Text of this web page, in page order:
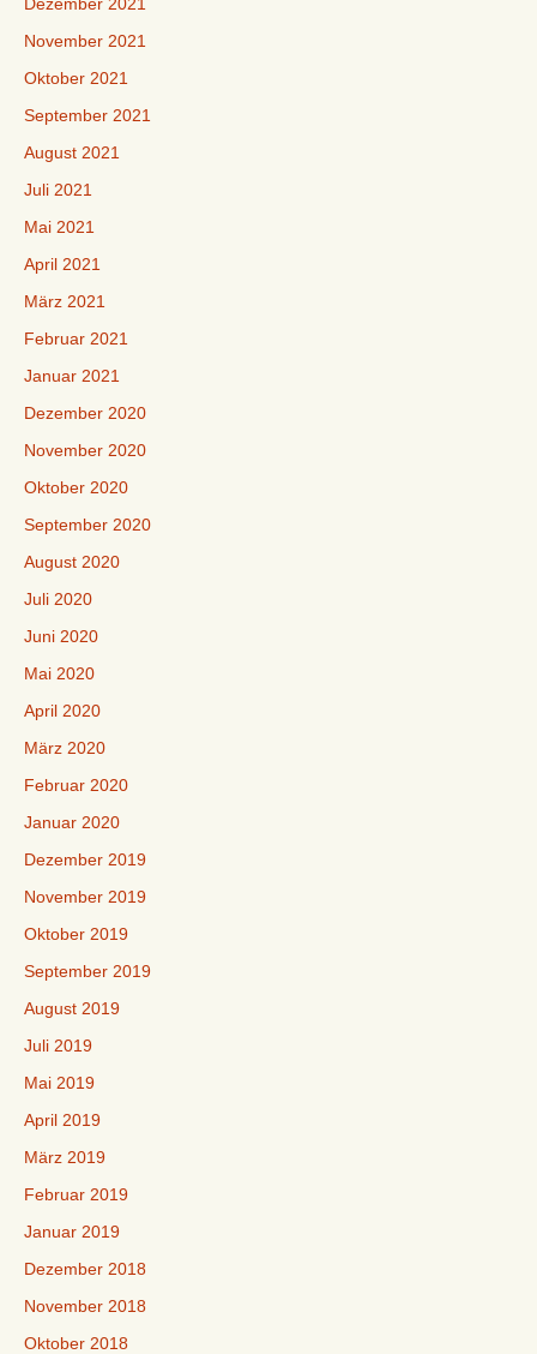
November 2021
Oktober 2021
September 2021
August 2021
Juli 2021
Mai 2021
April 2021
März 2021
Februar 2021
Januar 2021
Dezember 2020
November 2020
Oktober 2020
September 2020
August 2020
Juli 2020
Juni 2020
Mai 2020
April 2020
März 2020
Februar 2020
Januar 2020
Dezember 2019
November 2019
Oktober 2019
September 2019
August 2019
Juli 2019
Mai 2019
April 2019
März 2019
Februar 2019
Januar 2019
Dezember 2018
November 2018
Oktober 2018